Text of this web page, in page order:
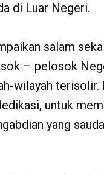
di Luar Negeri.
salam
– pelosok
wilayah
untuk
yang